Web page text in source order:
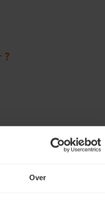
Over